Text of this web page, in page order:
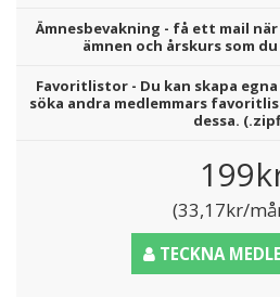
Ämnesbevakning - få ett mail
ämnen och årskurs som
Favoritlistor - Du kan skapa
söka andra medlemmars
dessa.
(33,17kr/
TECKNA